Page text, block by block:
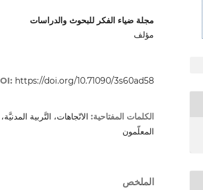
مجلة ضياء الفكر للبحوث والدراسات
مؤلف
https://doi.org/10.71090/3s60ad58
الكلمات المفتاحية: الاتّجاهات، التَّربية
المعلّمون
الملخص